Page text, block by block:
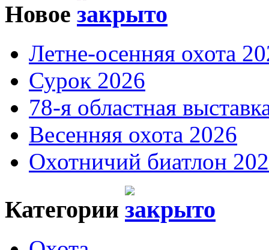
Новое
Летне-осенняя охота
Сурок 2026
78-я областная
Весенняя охота 2026
Охотничий биатлон
Категории